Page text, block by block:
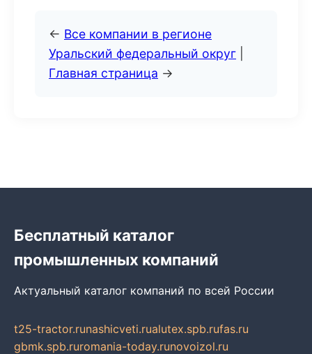
← Все компании в регионе
Уральский федеральный округ
Главная страница →
Бесплатный каталог
промышленных компаний
Актуальный каталог компаний по всей России
t25-tractor.runashicveti.rualutex.spb.rufas.ru
gbmk.spb.ruromania-today.runovoizol.ru